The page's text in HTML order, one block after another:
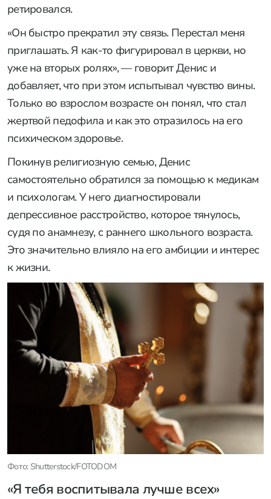
ретировался.
«Он быстро прекратил эту связь. Перестал меня
приглашать. Я как-то фигурировал в церкви, но
уже на вторых ролях», — говорит Денис и
добавляет, что при этом испытывал чувство вины.
Только во взрослом возрасте он понял, что стал
жертвой педофила и как это отразилось на его
психическом здоровье.
Покинув религиозную семью, Денис
самостоятельно обратился за помощью к медикам
и психологам. У него диагностировали
депрессивное расстройство, которое тянулось,
судя по анамнезу, с раннего школьного возраста.
Это значительно влияло на его амбиции и интерес
к жизни.
Фото: Shutterstock/FOTODOM
«Я тебя воспитывала лучше всех»